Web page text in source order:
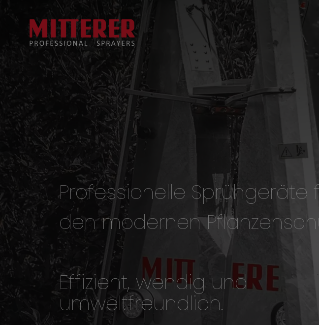
Professionelle Sprühgeräte
den modernen
Effizient, wendig und
umweltfreundlich.